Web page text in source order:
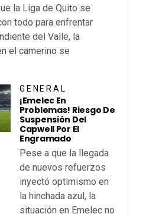
la Liga de Quito se
todo para enfrentar
del Valle, la
el camerino se
GENERAL
¡Emelec En
Problemas! Riesgo De
Suspensión Del
Capwell Por El
Engramado
Pese a que la llegada
de nuevos refuerzos
inyectó optimismo en
la hinchada azul, la
situación en Emelec no